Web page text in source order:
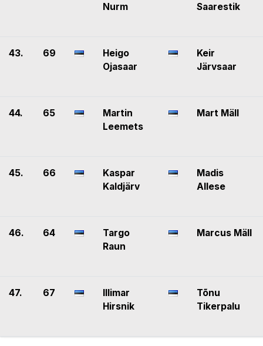
Nurm Saarestik
43. 69
Heigo
Ojasaar
Keir
Järvsaar
44. 65
Martin
Leemets
Mart Mäll
45. 66
Kaspar
Kaldjärv
Madis
Allese
46. 64
Targo
Raun
Marcus Mäll
47. 67
Illimar
Hirsnik
Tõnu
Tikerpalu